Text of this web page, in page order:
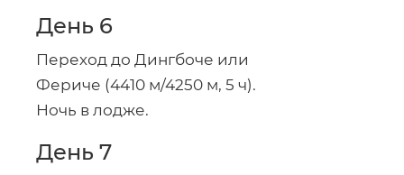
День 6
Переход до Дингбоче или
Фериче (4410 м/4250 м, 5 ч).
Ночь в лодже.
День 7